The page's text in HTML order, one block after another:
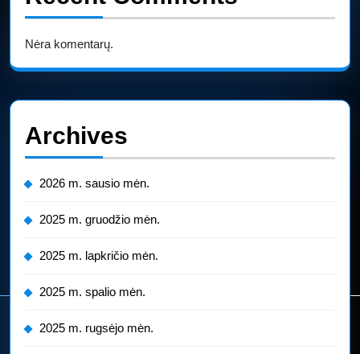
Nėra komentarų.
Archives
2026 m. sausio mėn.
2025 m. gruodžio mėn.
2025 m. lapkričio mėn.
2025 m. spalio mėn.
2025 m. rugsėjo mėn.